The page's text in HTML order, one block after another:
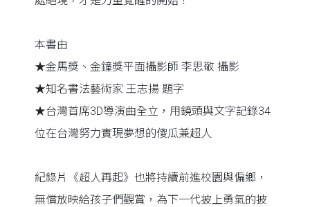
本書由
★金馬獎、金鐘獎平面攝影師 李思敬 攝影
★知名書法藝術家 王志揚 題字
★台灣首席3D導演曲全立，用鏡頭與文字記錄34
位在台灣努力實現夢想的傻瓜兼超人
紀錄片《超人再起》也將持續前進校園與偏鄉，
無償放映給孩子們觀賞，為下一代披上勇氣的披